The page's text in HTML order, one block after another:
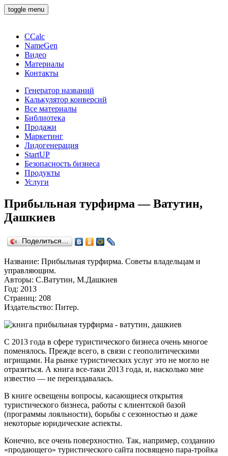
toggle menu
CCalc
NameGen
Видео
Материалы
Контакты
Генератор названий
Калькулятор конверсий
Все материалы
Библиотека
Продажи
Маркетинг
Лидогенерация
StartUP
Безопасность бизнеса
Продукты
Услуги
Прибыльная турфирма — Ватутин,
Дашкиев
Поделиться…
Название: Прибыльная турфирма. Советы владельцам и
управляющим.
Авторы: С.Ватутин, М.Дашкиев
Год: 2013
Страниц: 208
Издательство: Питер.
С 2013 года в сфере туристического бизнеса очень многое
поменялось. Прежде всего, в связи с геополитическими
игрищами. На рынке туристических услуг это не могло не
отразиться. А книга все-таки 2013 года, и, насколько мне
известно — не переиздавалась.
В книге освещены вопросы, касающиеся открытия
туристического бизнеса, работы с клиентской базой
(программы лояльности), борьбы с сезонностью и даже
некоторые юридические аспекты.
Конечно, все очень поверхностно. Так, например, созданию
«продающего» туристического сайта посвящено пара-тройка